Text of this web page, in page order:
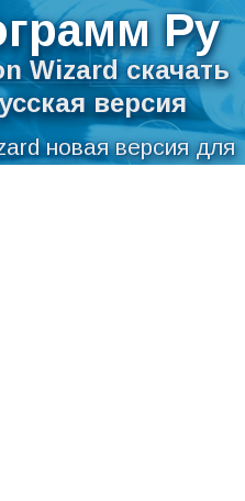
Ру
Wizard скачать
версия
новая версия для